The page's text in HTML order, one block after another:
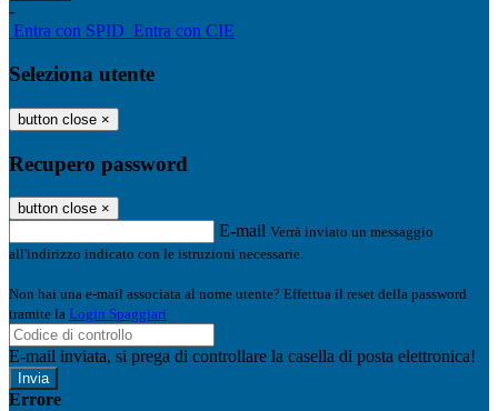
-
Entra con SPID Entra con CIE
Seleziona utente
button close ×
Recupero password
button close ×
E-mail Verrà inviato un messaggio
all'indirizzo indicato con le istruzioni necessarie.
Non hai una e-mail associata al nome utente? Effettua il reset della password
tramite la Login Spaggiari
E-mail inviata, si prega di controllare la casella di posta elettronica!
Errore